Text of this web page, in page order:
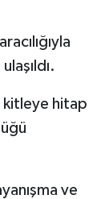
kitleye hitap
ve